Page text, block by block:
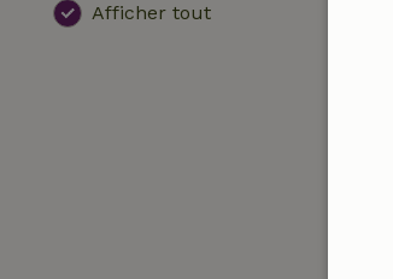
Afficher tout